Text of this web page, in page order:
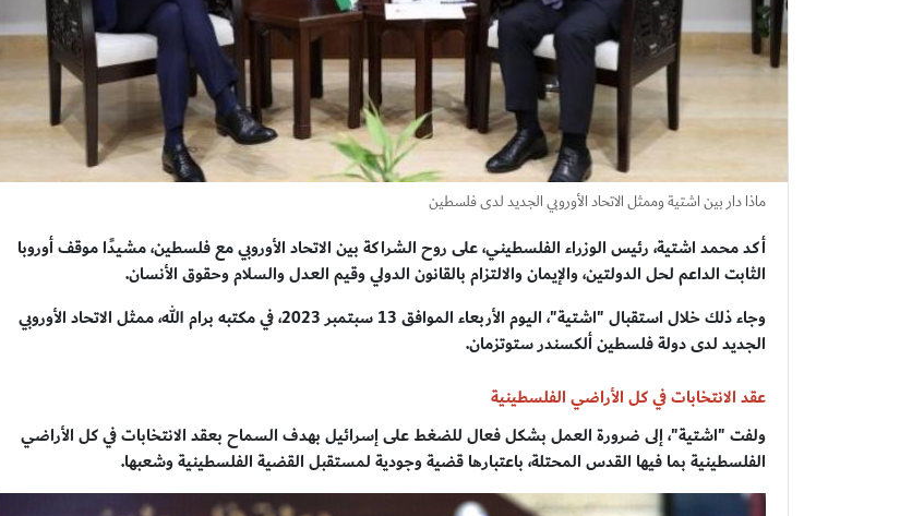
ماذا دار بين اشتية وممثل الاتحاد الأوروبي الجديد لدى فلسطين
أكد محمد اشتية، رئيس الوزراء الفلسطيني، على روح الشراكة بين الاتحاد الأوروبي مع فلسطين، مشيدًا موقف أوروبا
الثابت الداعم لحل الدولتين، والإيمان والالتزام بالقانون الدولي وقيم العدل والسلام وحقوق الأنسان.
وجاء ذلك خلال استقبال "اشتية"، اليوم الأربعاء الموافق 13 سبتمبر 2023، في مكتبه برام الله، ممثل الاتحاد الأوروبي
الجديد لدى دولة فلسطين ألكسندر ستوتزمان.
عقد الانتخابات في كل الأراضي الفلسطينية
ولفت "اشتية"، إلى ضرورة العمل بشكل فعال للضغط على إسرائيل بهدف السماح بعقد الانتخابات في كل الأراضي
الفلسطينية بما فيها القدس المحتلة، باعتبارها قضية وجودية لمستقبل القضية الفلسطينية وشعبها.